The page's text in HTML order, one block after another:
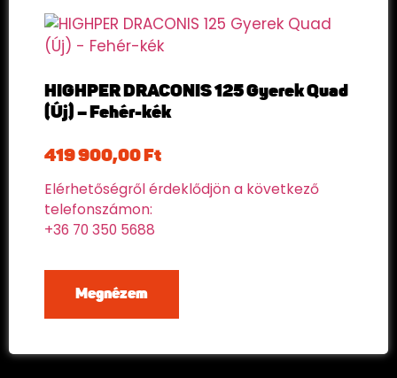
HIGHPER DRACONIS 125 Gyerek Quad
(Új) – Fehér-kék
419 900,00 Ft
Elérhetőségről érdeklődjön a következő
telefonszámon:
+36 70 350 5688
Megnézem